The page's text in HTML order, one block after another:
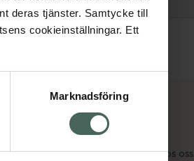
deras tjänster. Samtycke till
cookieinställningar. Ett
Marknadsföring
recept och läkemedel
Jobba hos oss